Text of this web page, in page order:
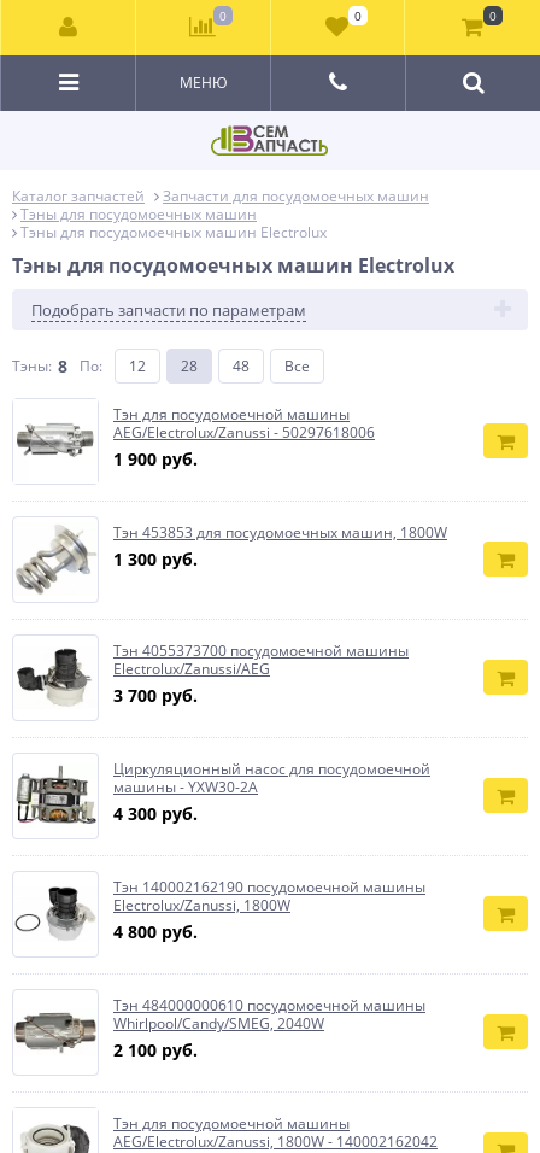
МЕНЮ
Каталог запчастей
Запчасти для посудомоечных машин
Тэны для посудомоечных машин
Тэны для посудомоечных машин Electrolux
Тэны для посудомоечных машин Electrolux
Подобрать запчасти по параметрам
Тэны: 8 По: 12 28 48 Все
Тэн для посудомоечной машины
AEG/Electrolux/Zanussi - 50297618006
1 900 руб.
Тэн 453853 для посудомоечных машин, 1800W
1 300 руб.
Тэн 4055373700 посудомоечной машины
Electrolux/Zanussi/AEG
3 700 руб.
Циркуляционный насос для посудомоечной
машины - YXW30-2A
4 300 руб.
Тэн 140002162190 посудомоечной машины
Electrolux/Zanussi, 1800W
4 800 руб.
Тэн 484000000610 посудомоечной машины
Whirlpool/Candy/SMEG, 2040W
2 100 руб.
Тэн для посудомоечной машины
AEG/Electrolux/Zanussi, 1800W - 140002162042
0 0 0